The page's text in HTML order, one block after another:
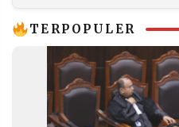
TERPOPULER